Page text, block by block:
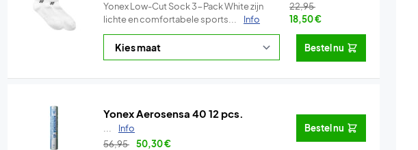
Yonex Low-Cut Sock 3-Pack White zijn
lichte en comfortabele sports...
Info
22,95
18,50€
Bestel nu
Yonex Aerosensa 40 12 pcs.
Info
56,95
50,30€
Bestel nu